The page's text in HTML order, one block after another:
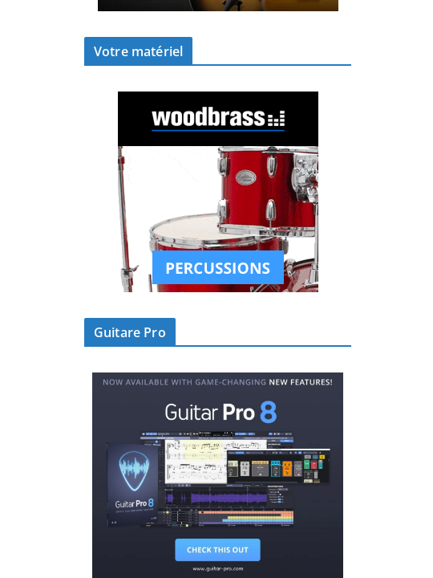
Votre matériel
Guitare Pro